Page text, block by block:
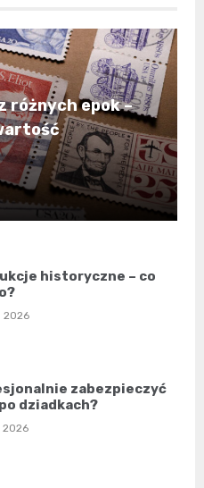
różnych epok –
historyczne – co
2026
zabezpieczyć
dziadkach?
2026